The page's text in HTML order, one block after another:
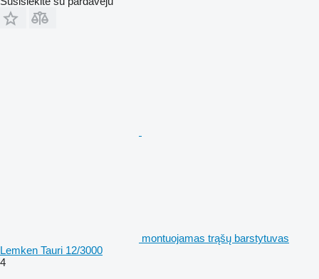
montuojamas trąšų barstytuvas
Lemken Tauri 12/3000
4